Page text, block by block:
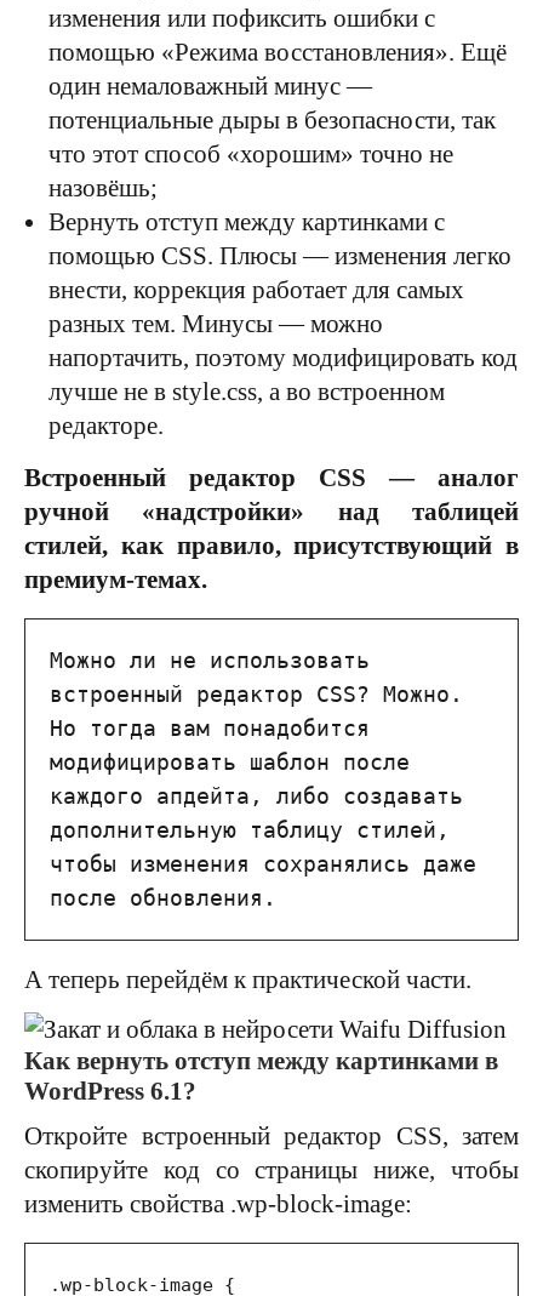
изменения или пофиксить ошибки с
помощью «Режима восстановления». Ещё
один немаловажный минус —
потенциальные дыры в безопасности, так
что этот способ «хорошим» точно не
назовёшь;
Вернуть отступ между картинками с
помощью CSS. Плюсы — изменения легко
внести, коррекция работает для самых
разных тем. Минусы — можно
напортачить, поэтому модифицировать код
лучше не в style.css, а во встроенном
редакторе.
Встроенный редактор CSS — аналог
ручной «надстройки» над таблицей
стилей, как правило, присутствующий в
премиум-темах.
Можно ли не использовать
встроенный редактор CSS? Можно.
Но тогда вам понадобится
модифицировать шаблон после
каждого апдейта, либо создавать
дополнительную таблицу стилей,
чтобы изменения сохранялись даже
после обновления.
А теперь перейдём к практической части.
Как вернуть отступ между картинками в
WordPress 6.1?
Откройте встроенный редактор CSS, затем
скопируйте код со страницы ниже, чтобы
изменить свойства .wp-block-image:
.wp-block-image {